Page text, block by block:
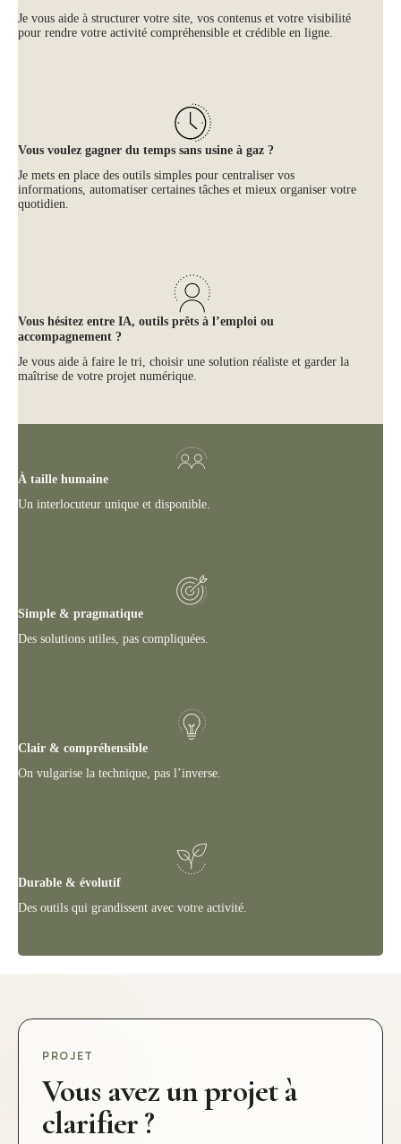
Je vous aide à structurer votre site, vos contenus et votre visibilité
pour rendre votre activité compréhensible et crédible en ligne.
Vous voulez gagner du temps sans usine à gaz ?
Je mets en place des outils simples pour centraliser vos
informations, automatiser certaines tâches et mieux organiser votre
quotidien.
Vous hésitez entre IA, outils prêts à l’emploi ou
accompagnement ?
Je vous aide à faire le tri, choisir une solution réaliste et garder la
maîtrise de votre projet numérique.
À taille humaine
Un interlocuteur unique et disponible.
Simple & pragmatique
Des solutions utiles, pas compliquées.
Clair & compréhensible
On vulgarise la technique, pas l’inverse.
Durable & évolutif
Des outils qui grandissent avec votre activité.
PROJET
Vous avez un projet à
clarifier ?